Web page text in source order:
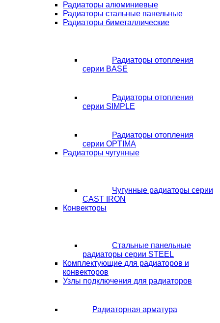
Радиаторы алюминиевые
Радиаторы стальные панельные
Радиаторы биметаллические
Радиаторы отопления
серии BASE
Радиаторы отопления
серии SIMPLE
Радиаторы отопления
серии OPTIMA
Радиаторы чугунные
Чугунные радиаторы серии
CAST IRON
Конвекторы
Стальные панельные
радиаторы серии STEEL
Комплектующие для радиаторов и
конвекторов
Узлы подключения для радиаторов
Радиаторная арматура